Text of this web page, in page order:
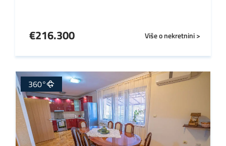
Više o nekretnini >
€216.300
360°